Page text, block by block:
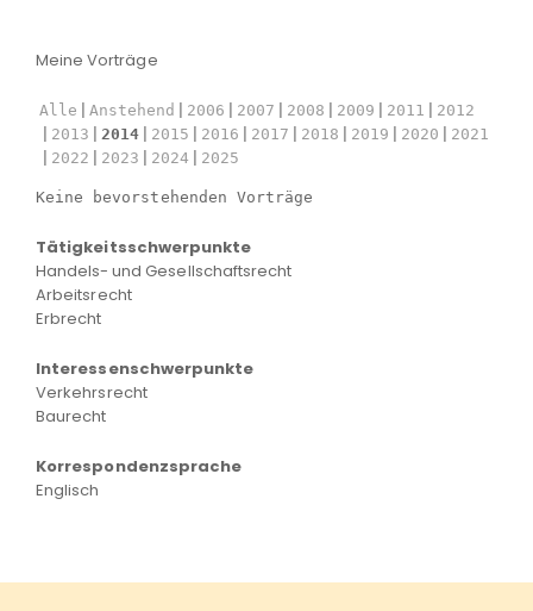
Meine Vorträge
Alle Anstehend 2006 2007 2008 2009 2011
2012
2013
2014 2015 2016 2017 2018 2019 2020
2021
2022
2023 2024 2025
Keine bevorstehenden Vorträge
Tätigkeitsschwerpunkte
Handels- und Gesellschaftsrecht
Arbeitsrecht
Erbrecht
Interessenschwerpunkte
Verkehrsrecht
Baurecht
Korrespondenzsprache
Englisch